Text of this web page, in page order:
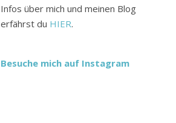
Infos über mich und meinen Blog
erfährst du HIER.
Besuche mich auf Instagram